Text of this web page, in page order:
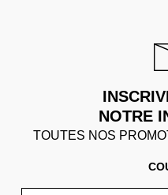
NOTRE
TOUTES NOS